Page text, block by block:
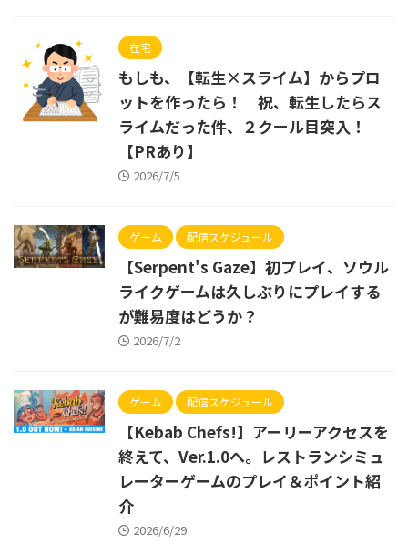
在宅
もしも、【転生×スライム】からプロ
ットを作ったら！ 祝、転生したらス
ライムだった件、２クール目突入！
【PRあり】
2026/7/5
ゲーム 配信スケジュール
【Serpent's Gaze】初プレイ、ソウル
ライクゲームは久しぶりにプレイする
が難易度はどうか？
2026/7/2
ゲーム 配信スケジュール
【Kebab Chefs!】アーリーアクセスを
終えて、Ver.1.0へ。レストランシミュ
レーターゲームのプレイ＆ポイント紹
介
2026/6/29